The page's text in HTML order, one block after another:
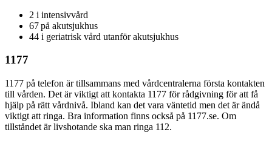
2 i intensivvård
67 på akutsjukhus
44 i geriatrisk vård utanför akutsjukhus
1177
1177 på telefon är tillsammans med vårdcentralerna första kontakten
till vården. Det är viktigt att kontakta 1177 för rådgivning för att få
hjälp på rätt vårdnivå. Ibland kan det vara väntetid men det är ändå
viktigt att ringa. Bra information finns också på 1177.se. Om
tillståndet är livshotande ska man ringa 112.